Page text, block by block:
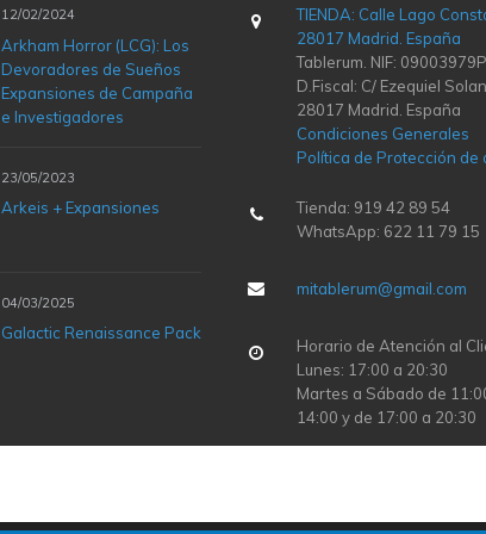
12/02/2024
Arkham Horror (LCG): Los
Devoradores de Sueños
Expansiones de Campaña
e Investigadores
23/05/2023
Arkeis + Expansiones
04/03/2025
Galactic Renaissance Pack
TIENDA: Calle Lago
28017 Madrid. España
Tablerum. NIF: 09003979P.
D.Fiscal: C/ Ezequiel
28017 Madrid. España
Condiciones Generales
Política de Protección de
Tienda: 919 42 89 54
WhatsApp: 622 11 79 15
mitablerum@gmail.com
Horario de Atención al
Lunes: 17:00 a 20:30
Martes a Sábado de
14:00 y de 17:00 a 20:30